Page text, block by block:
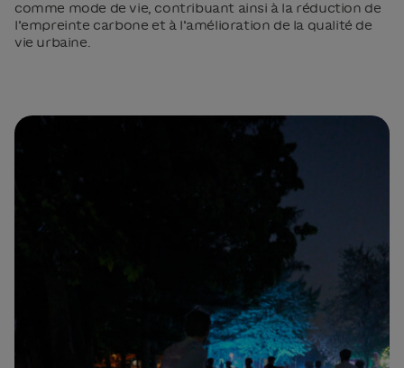
comme mode de vie, contribuant ainsi à la réduction de
l’empreinte carbone et à l’amélioration de la qualité de
vie urbaine.